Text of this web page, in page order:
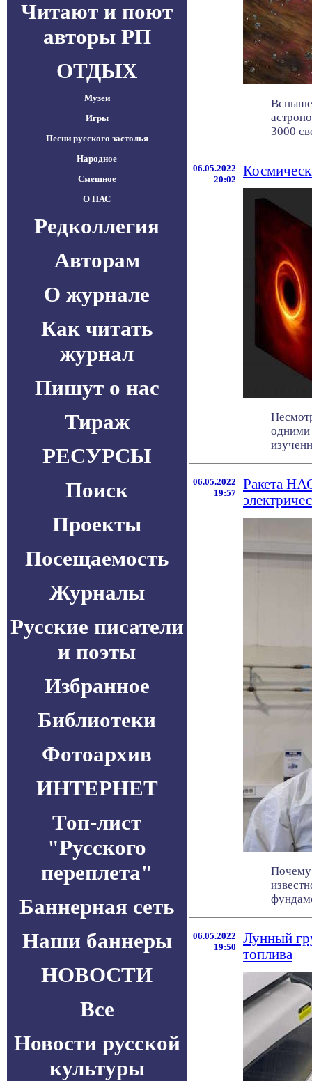
Читают и поют
авторы РП
ОТДЫХ
Музеи
Игры
Песни русского застолья
Народное
Смешное
О НАС
Редколлегия
Авторам
О журнале
Как читать
журнал
Пишут о нас
Тираж
РЕСУРСЫ
Поиск
Проекты
Посещаемость
Журналы
Русские писатели
и поэты
Избранное
Библиотеки
Фотоархив
ИНТЕРНЕТ
Топ-лист
"Русского
переплета"
Баннерная сеть
Наши баннеры
НОВОСТИ
Все
Новости русской
культуры
3000
06.05.2022
20:02
одними
06.05.2022
19:57
Ракета
Почему
06.05.2022
19:50
Лунный
топлива